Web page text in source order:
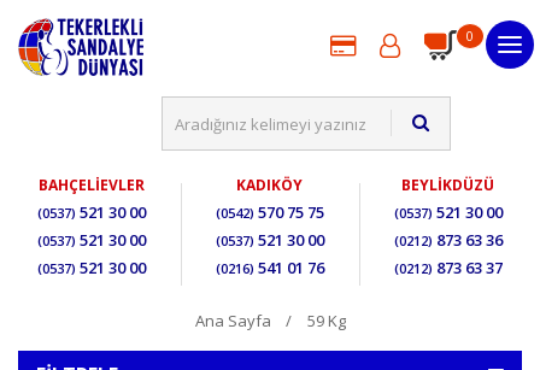
0
BAHÇELİEVLER
(0537) 521 30 00
(0537) 521 30 00
(0537) 521 30 00
KADIKÖY
(0542) 570 75 75
(0537) 521 30 00
(0216) 541 01 76
BEYLİKDÜZÜ
(0537) 521 30 00
(0212) 873 63 36
(0212) 873 63 37
Ana Sayfa 59 Kg